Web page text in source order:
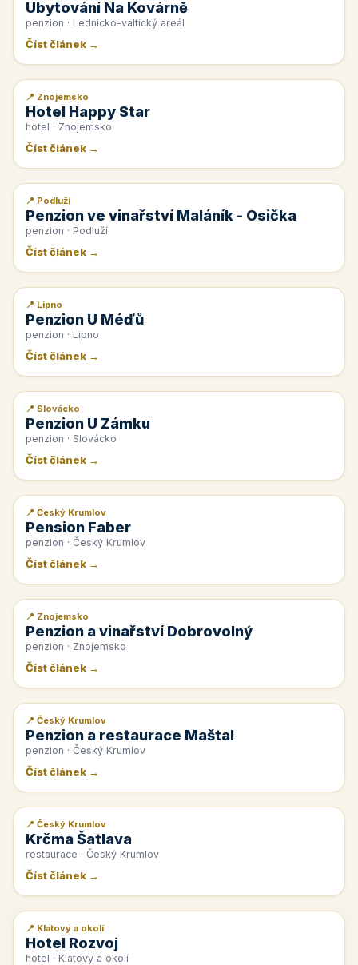
Ubytování Na Kovárně
penzion · Lednicko-valtický areál
Číst článek →
📰 PR článek
📍 Znojemsko
Hotel Happy Star
hotel · Znojemsko
Číst článek →
📰 PR článek
📍 Podluží
Penzion ve vinařství Maláník - Osička
penzion · Podluží
Číst článek →
📰 PR článek
📍 Lipno
Penzion U Méďů
penzion · Lipno
Číst článek →
📰 PR článek
📍 Slovácko
Penzion U Zámku
penzion · Slovácko
Číst článek →
📰 PR článek
📍 Český Krumlov
Pension Faber
penzion · Český Krumlov
Číst článek →
📰 PR článek
📍 Znojemsko
Penzion a vinařství Dobrovolný
penzion · Znojemsko
Číst článek →
📰 PR článek
📍 Český Krumlov
Penzion a restaurace Maštal
penzion · Český Krumlov
Číst článek →
📰 PR článek
📍 Český Krumlov
Krčma Šatlava
restaurace · Český Krumlov
Číst článek →
📰 PR článek
📍 Klatovy a okolí
Hotel Rozvoj
hotel · Klatovy a okolí